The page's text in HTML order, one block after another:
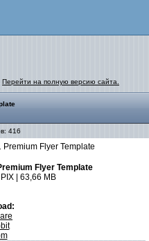
Перейти на полную версию сайта.
416
Flyer Template
| 63,66 MB